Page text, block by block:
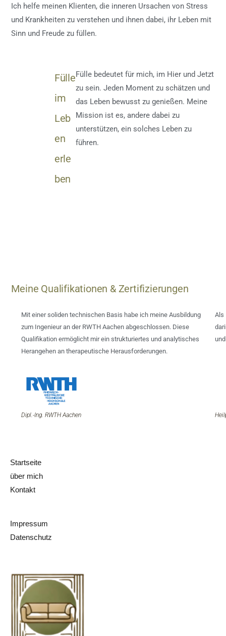
Ich helfe meinen Klienten, die inneren Ursachen von Stress
und Krankheiten zu verstehen und ihnen dabei, ihr Leben mit
Sinn und Freude zu füllen.
Fülle
im
Leb
en
erle
ben
Fülle bedeutet für mich, im Hier und Jetzt
zu sein. Jeden Moment zu schätzen und
das Leben bewusst zu genießen. Meine
Mission ist es, andere dabei zu
unterstützen, ein solches Leben zu
führen.
Meine Qualifikationen & Zertifizierungen
Mit einer soliden technischen Basis habe ich meine Ausbildung
zum Ingenieur an der RWTH Aachen abgeschlossen. Diese
Qualifikation ermöglicht mir ein strukturiertes und analytisches
Herangehen an therapeutische Herausforderungen.
Dipl.-Ing. RWTH Aachen
Als
Startseite
über mich
Kontakt
Impressum
Datenschutz